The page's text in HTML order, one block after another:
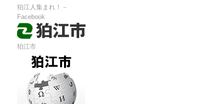
狛江人集まれ！－
Facebook
狛江市